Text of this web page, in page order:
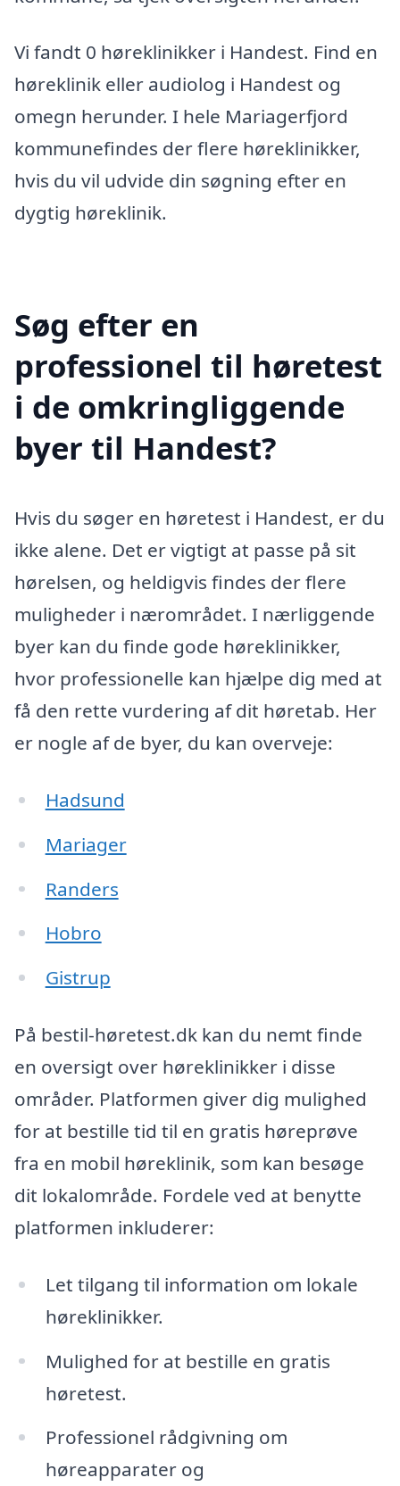
Vi fandt 0 høreklinikker i Handest. Find en
høreklinik eller audiolog i Handest og
omegn herunder. I hele Mariagerfjord
kommunefindes der flere høreklinikker,
hvis du vil udvide din søgning efter en
dygtig høreklinik.
Søg efter en
professionel til høretest
i de omkringliggende
byer til Handest?
Hvis du søger en høretest i Handest, er du
ikke alene. Det er vigtigt at passe på sit
hørelsen, og heldigvis findes der flere
muligheder i nærområdet. I nærliggende
byer kan du finde gode høreklinikker,
hvor professionelle kan hjælpe dig med at
få den rette vurdering af dit høretab. Her
er nogle af de byer, du kan overveje:
Hadsund
Mariager
Randers
Hobro
Gistrup
På bestil-høretest.dk kan du nemt finde
en oversigt over høreklinikker i disse
områder. Platformen giver dig mulighed
for at bestille tid til en gratis høreprøve
fra en mobil høreklinik, som kan besøge
dit lokalområde. Fordele ved at benytte
platformen inkluderer:
Let tilgang til information om lokale
høreklinikker.
Mulighed for at bestille en gratis
høretest.
Professionel rådgivning om
høreapparater og